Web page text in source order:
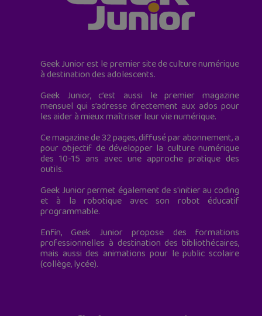
Geek Junior est le premier site de culture numérique
à destination des adolescents.
Geek Junior, c’est aussi le premier magazine
mensuel qui s’adresse directement aux ados pour
les aider à mieux maîtriser leur vie numérique.
Ce magazine de 32 pages, diffusé par abonnement, a
pour objectif de développer la culture numérique
des 10-15 ans avec une approche pratique des
outils.
Geek Junior permet également de s'initier au coding
et à la robotique avec son robot éducatif
programmable.
Enfin, Geek Junior propose des formations
professionnelles à destination des bibliothécaires,
mais aussi des animations pour le public scolaire
(collège, lycée).